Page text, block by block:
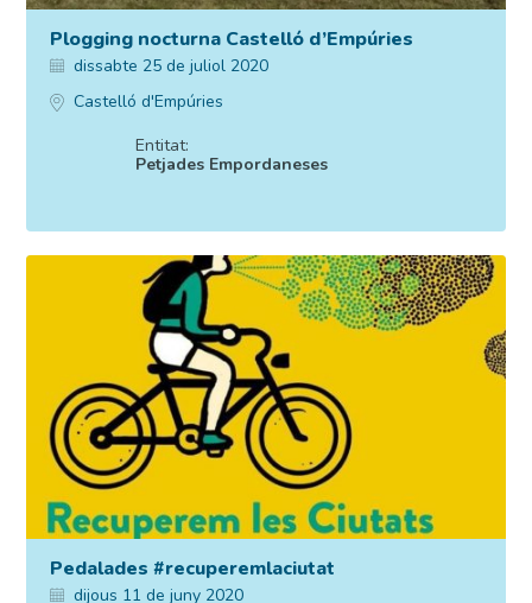
Plogging nocturna Castelló d’Empúries
dissabte 25 de juliol 2020
Castelló d'Empúries
Entitat:
Petjades Empordaneses
Pedalades #recuperemlaciutat
dijous 11 de juny 2020